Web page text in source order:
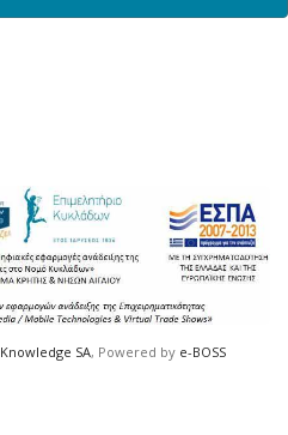
Knowledge SA, Powered by e-BOSS